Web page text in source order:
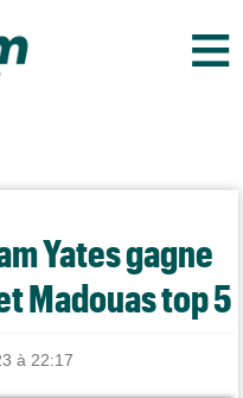
≡
Yates gagne
Madouas top 5
à 22:17